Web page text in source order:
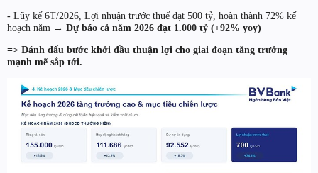
- Lũy kế 6T/2026, Lợi nhuận trước thuế đạt 500 tỷ, hoàn thành 72% kế
hoạch năm → Dự báo cả năm 2026 đạt 1.000 tỷ (+92% yoy)
=> Đánh dấu bước khởi đầu thuận lợi cho giai đoạn tăng trưởng
mạnh mẽ sắp tới.